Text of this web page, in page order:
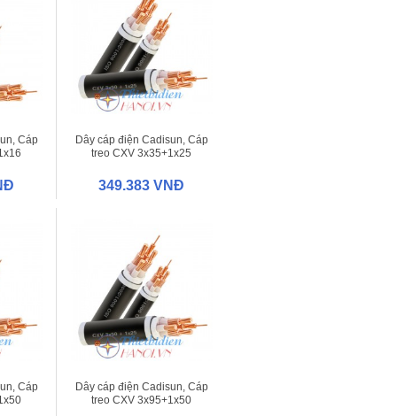
Cáp
Dây cáp điện Cadisun, Cáp
treo CXV 3x35+1x25
349.383 VNĐ
Cáp
Dây cáp điện Cadisun, Cáp
treo CXV 3x95+1x50